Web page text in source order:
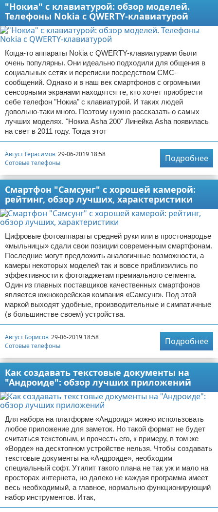
"Нокиа" с клавиатурой: обзор моделей.
Телефоны Nokia с QWERTY-клавиатурой
Когда-то аппараты Nokia с QWERTY-клавиатурами были
очень популярны. Они идеально подходили для общения в
социальных сетях и переписки посредством СМС-
сообщений. Однако и в наш век смартфонов с огромными
сенсорными экранами находятся те, кто хочет приобрести
себе телефон "Нокиа" с клавиатурой. И таких людей
довольно-таки много. Поэтому нужно рассказать о самых
лучших моделях. "Нокиа Asha 200" Линейка Asha появилась
на свет в 2011 году. Тогда этот
Август Герасимов 29-06-2019 18:58
Сотовые телефоны
Подробнее
Смартфон "Самсунг" с хорошей камерой:
рейтинг, обзор лучших, характеристики
Цифровые фотоаппараты средней руки или в простонародье
«мыльницы» сдали свои позиции современным смартфонам.
Последние могут предложить аналогичные возможности, а
камеры некоторых моделей так и вовсе приблизились по
эффективности к фотогаджетам премиального сегмента.
Один из главных поставщиков качественных смартфонов
является южнокорейская компания «Самсунг». Под этой
маркой выходят удобные, производительные и симпатичные
(в большинстве своем) устройства.
Август Борисов 29-06-2019 18:58
Сотовые телефоны
Подробнее
Как создавать текстовые документы на
"Андроиде": обзор лучших приложений
Для набора на платформе «Андроид» можно использовать
любое приложение для заметок. Но такой формат не будет
считаться текстовым, и прочесть его, к примеру, в том же
«Ворде» на десктопном устройстве нельзя. Чтобы создавать
текстовые документы на «Андроиде», необходим
специальный софт. Утилит такого плана не так уж и мало на
просторах интернета, но далеко не каждая программа имеет
весь необходимый, а главное, нормально функционирующий
набор инструментов. Итак,